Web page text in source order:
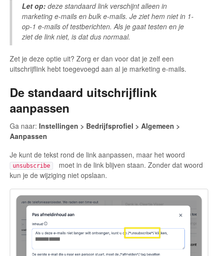
Let op: deze standaard link verschijnt alleen in
marketing e-mails en bulk e-mails. Je ziet hem niet in 1-
op-1 e-mails of testberichten. Als je gaat testen en je
ziet de link niet, is dat dus normaal.
Zet je deze optie uit? Zorg er dan voor dat je zelf een
uitschrijflink hebt toegevoegd aan al je marketing e-mails.
De standaard uitschrijflink
aanpassen
Ga naar: Instellingen > Bedrijfsprofiel > Algemeen >
Aanpassen
Je kunt de tekst rond de link aanpassen, maar het woord
unsubscribe
moet in de link blijven staan. Zonder dat woord
kun je de wijziging niet opslaan.